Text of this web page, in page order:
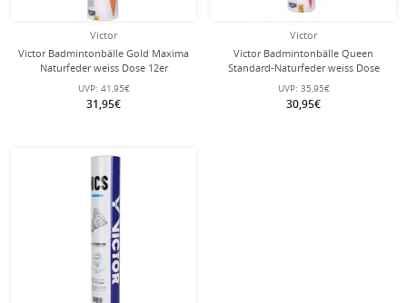
Victor
Victor Badmintonbälle Gold Maxima
Naturfeder weiss Dose 12er
UVP: 41,95€
31,95€
Victor
Victor Badmintonbälle Queen
Standard-Naturfeder weiss Dose
12er
UVP: 35,95€
30,95€